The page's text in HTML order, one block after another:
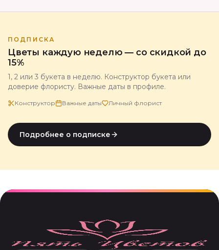
ПОДПИСКА
Цветы каждую неделю — со скидкой до
15%
1, 2 или 3 букета в неделю. Конструктор букета или
доверие флористу. Важные даты в профиле.
Конструктор Важные даты Личный флорист
Подробнее о подписке